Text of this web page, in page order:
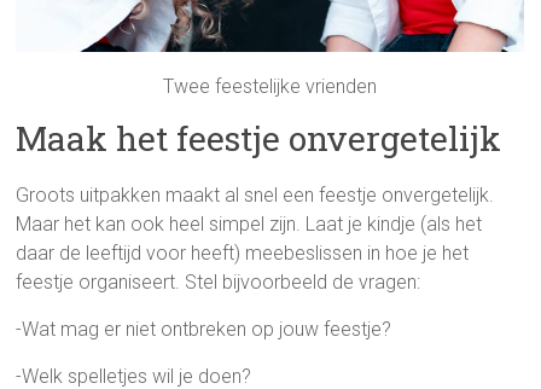
Twee feestelijke vrienden
Maak het feestje onvergetelijk
Groots uitpakken maakt al snel een feestje onvergetelijk.
Maar het kan ook heel simpel zijn. Laat je kindje (als het
daar de leeftijd voor heeft) meebeslissen in hoe je het
feestje organiseert. Stel bijvoorbeeld de vragen:
-Wat mag er niet ontbreken op jouw feestje?
-Welk spelletjes wil je doen?